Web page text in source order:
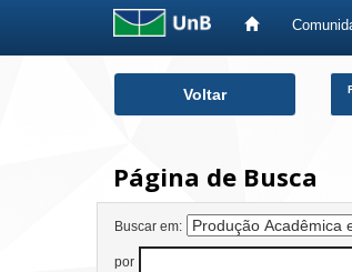
Voltar
Página de Busca
Buscar em:
por